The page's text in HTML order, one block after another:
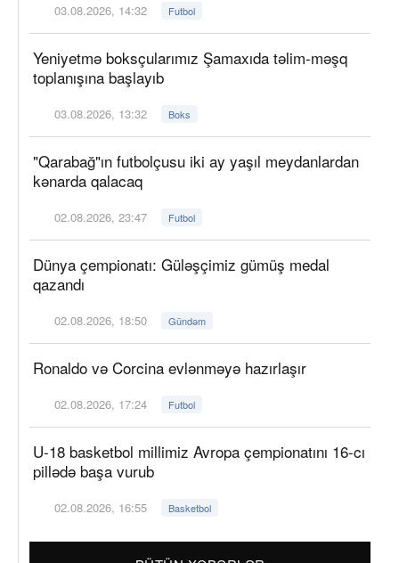
03.08.2026, 14:32 Futbol
Yeniyetmə boksçularımız Şamaxıda təlim-məşq
toplanışına başlayıb
03.08.2026, 13:32 Boks
"Qarabağ"ın futbolçusu iki ay yaşıl meydanlardan
kənarda qalacaq
02.08.2026, 23:47 Futbol
Dünya çempionatı: Güləşçimiz gümüş medal
qazandı
02.08.2026, 18:50 Gündəm
Ronaldo və Corcina evlənməyə hazırlaşır
02.08.2026, 17:24 Futbol
U-18 basketbol millimiz Avropa çempionatını 16-cı
pillədə başa vurub
02.08.2026, 16:55 Basketbol